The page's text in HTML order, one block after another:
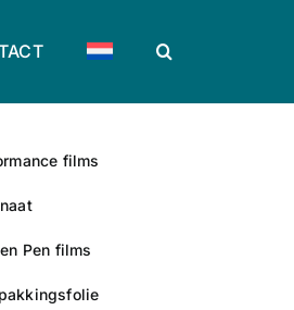
films
Pen films